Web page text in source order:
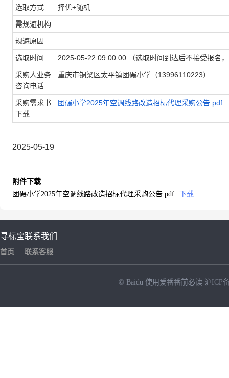
选取方式 择优+随机
需规避机构
规避原因
选取时间 2025-05-22 09:00:00 （选取时间到达后不接受报名
采购人业务
咨询电话
重庆市铜梁区太平镇团碾小学（13996110223）
采购需求书
下载
团碾小学2025年空调线路改造招标代理采购公告.pdf
2025-05-19
附件下载
团碾小学2025年空调线路改造招标代理采购公告.pdf
下载
寻标宝
首页
联系我们
联系客服
© Baidu 使用爱番番前必读 沪ICP